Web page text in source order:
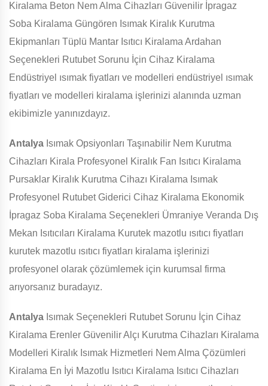
Kiralama Beton Nem Alma Cihazları Güvenilir İpragaz
Soba Kiralama Güngören Isımak Kiralık Kurutma
Ekipmanları Tüplü Mantar Isıtıcı Kiralama Ardahan
Seçenekleri Rutubet Sorunu İçin Cihaz Kiralama
Endüstriyel ısımak fiyatları ve modelleri endüstriyel ısımak
fiyatları ve modelleri kiralama işlerinizi alanında uzman
ekibimizle yanınızdayız.
Antalya Isımak Opsiyonları Taşınabilir Nem Kurutma
Cihazları Kirala Profesyonel Kiralık Fan Isıtıcı Kiralama
Pursaklar Kiralık Kurutma Cihazı Kiralama Isımak
Profesyonel Rutubet Giderici Cihaz Kiralama Ekonomik
İpragaz Soba Kiralama Seçenekleri Ümraniye Veranda Dış
Mekan Isıtıcıları Kiralama Kurutek mazotlu ısıtıcı fiyatları
kurutek mazotlu ısıtıcı fiyatları kiralama işlerinizi
profesyonel olarak çözümlemek için kurumsal firma
arıyorsanız buradayız.
Antalya Isımak Seçenekleri Rutubet Sorunu İçin Cihaz
Kiralama Erenler Güvenilir Alçı Kurutma Cihazları Kiralama
Modelleri Kiralık Isımak Hizmetleri Nem Alma Çözümleri
Kiralama En İyi Mazotlu Isıtıcı Kiralama Isıtıcı Cihazları